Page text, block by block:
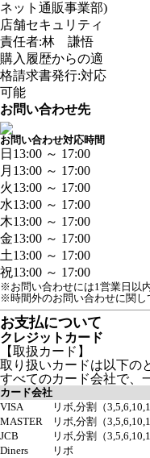
ネット通販事業部)
店舗セキュリティ
責任者:林 謙悟
購入履歴からの適
格請求書発行:対応
可能
お問い合わせ先
お問い合わせ対応時間
日 13:00 ～ 17:00
月 13:00 ～ 17:00
火13:00 ～ 17:00
水13:00 ～ 17:00
木13:00 ～ 17:00
金13:00 ～ 17:00
土13:00 ～ 17:00
祝13:00 ～ 17:00
※お問い合わせには1営業日以
※時間外のお問い合わせに関し
お支払について
クレジットカード
【取扱カード】
取り扱いカードは以下の
すべてのカード会社で、
カード会社
VISA
リボ,分割（
MASTER
リボ,分割（
JCB
リボ,分割（
Diners
リボ